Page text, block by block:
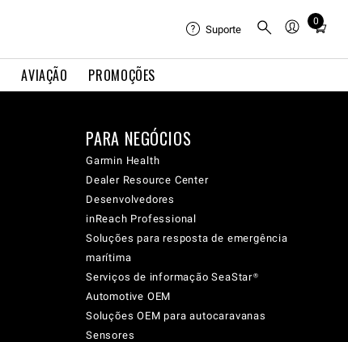
AVIAÇÃO PROMOÇÕES
Suporte
0
Total
cart:
PARA NEGÓCIOS
Garmin Health
Dealer Resource Center
Desenvolvedores
inReach Professional
Soluções para resposta de emergência
marítima
Serviços de informação SeaStar®
Automotive OEM
Soluções OEM para autocaravanas
Sensores